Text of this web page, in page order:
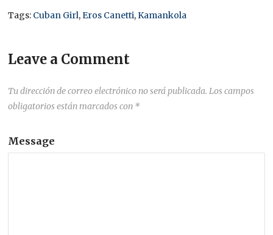
Tags: Cuban Girl,Eros Canetti,Kamankola
Leave a Comment
Tu dirección de correo electrónico no será publicada. Los campos
obligatorios están marcados con *
Message